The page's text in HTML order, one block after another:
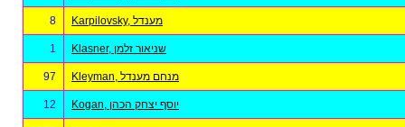
8 Karpilovsky, מענדל
1 Klasner, שניאור זלמן
97 Kleyman, מנחם מענדל
12 Kogan, יוסף יצחק הכהן